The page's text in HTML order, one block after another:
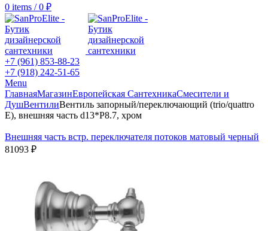
0 items / 0 ₽
+7 (961) 853-88-23
+7 (918) 242-51-65
Menu
ГлавнаяМагазинЕвропейская СантехникаСмесители и
ДушВентилиВентиль запорный/переключающий (trio/quattro
E), внешняя часть d13*P8.7, хром
Внешняя часть встр. переключателя потоков матовый черный
81093 ₽